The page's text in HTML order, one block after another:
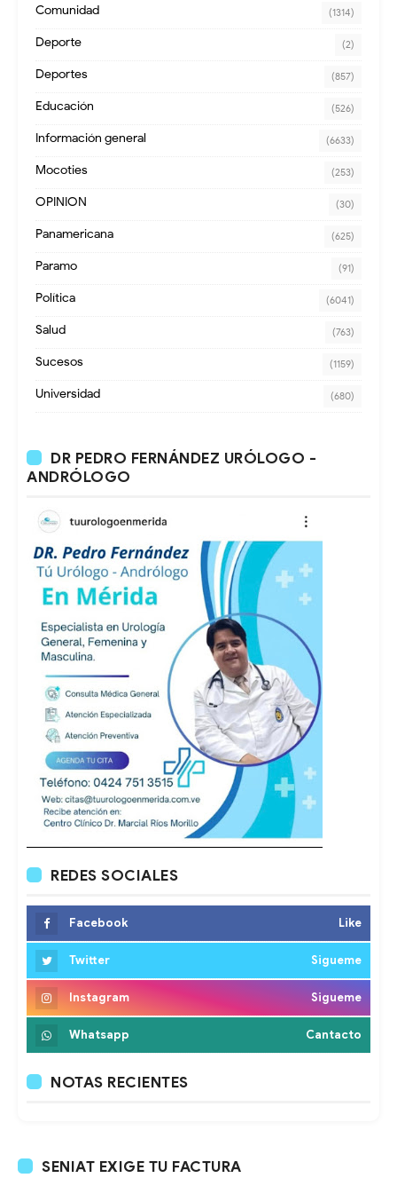
Comunidad (1314)
Deporte (2)
Deportes (857)
Educación (526)
Información general (6633)
Mocoties (253)
OPINION (30)
Panamericana (625)
Paramo (91)
Política (6041)
Salud (763)
Sucesos (1159)
Universidad (680)
DR PEDRO FERNÁNDEZ URÓLOGO -
ANDRÓLOGO
REDES SOCIALES
Facebook Like
Twitter Sigueme
Instagram Sigueme
Whatsapp Cantacto
NOTAS RECIENTES
SENIAT EXIGE TU FACTURA